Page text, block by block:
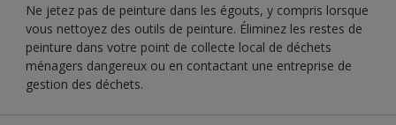
Ne jetez pas de peinture dans les égouts, y compris lorsque
vous nettoyez des outils de peinture. Éliminez les restes de
peinture dans votre point de collecte local de déchets
ménagers dangereux ou en contactant une entreprise de
gestion des déchets.